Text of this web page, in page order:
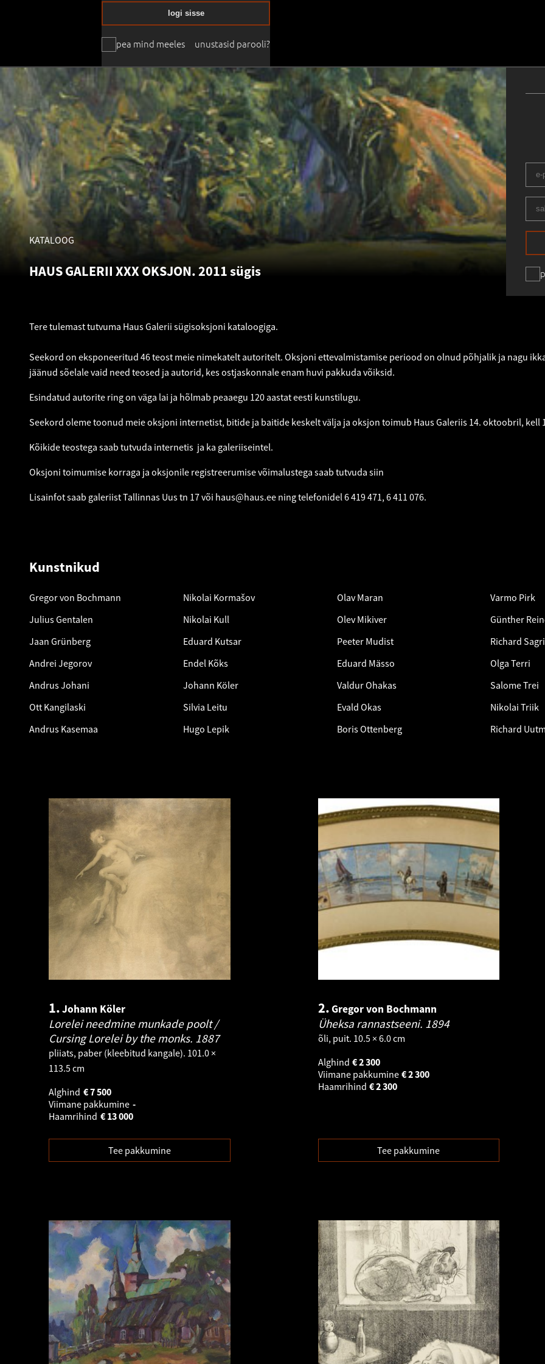
pea mind meeles
logi sisse
unustasid parooli?
KATALOOG
HAUS GALERII XXX OKSJON. 2011 sügis
Tere tulemast tutvuma Haus Galerii sügisoksjoni kataloogiga.
Seekord on eksponeeritud 46 teost meie nimekatelt autoritelt. Oksjoni ettevalmistamise periood on olnud põhjalik ja nagu
jäänud sõelale vaid need teosed ja autorid, kes ostjaskonnale enam huvi pakkuda võiksid.
Esindatud autorite ring on väga lai ja hõlmab peaaegu 120 aastat eesti kunstilugu.
Seekord oleme toonud meie oksjoni internetist, bitide ja baitide keskelt välja ja oksjon toimub Haus Galeriis 14. oktoobril, kell
Kõikide teostega saab tutvuda internetis ja ka galeriiseintel.
Oksjoni toimumise korraga ja oksjonile registreerumise võimalustega saab tutvuda siin
Lisainfot saab galeriist Tallinnas Uus tn 17 või haus@haus.ee ning telefonidel 6 419 471, 6 411 076.
Kunstnikud
Gregor von Bochmann
Julius Gentalen
Jaan Grünberg
Andrei Jegorov
Andrus Johani
Ott Kangilaski
Andrus Kasemaa
Nikolai Kormašov
Nikolai Kull
Eduard Kutsar
Endel Kõks
Johann Köler
Silvia Leitu
Hugo Lepik
Olav Maran
Olev Mikiver
Peeter Mudist
Eduard Mässo
Valdur Ohakas
Evald Okas
Boris Ottenberg
Varmo Pirk
Günther
Richard
Olga Terri
Salome Trei
Nikolai Triik
Richard
1.Johann Köler
Lorelei needmine munkade poolt /
Cursing Lorelei by the monks. 1887
pliiats, paber (kleebitud kangale). 101.0 ×
113.5 cm
Alghind
7 500
€
Viimane pakkumine -
Haamrihind
13 000
€
Tee pakkumine
2.Gregor von Bochmann
Üheksa rannastseeni. 1894
õli, puit. 10.5 × 6.0 cm
Alghind
2 300
€
Viimane pakkumine
2 300
€
Haamrihind
2 300
€
Tee pakkumine